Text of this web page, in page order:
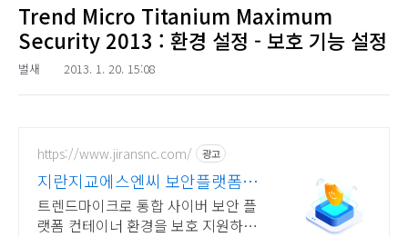
Trend Micro Titanium Maximum
Security 2013 : 환경 설정 - 보호 기능 설정
벌새 2013. 1. 20. 15:08
https://www.jiransnc.com/ 광고
지란지교에스엔씨 보안플랫폼 컨
테이너 보안 솔루션
트렌드마이크로 통합 사이버 보안 플
랫폼 컨테이너 환경을 보호 지원하는